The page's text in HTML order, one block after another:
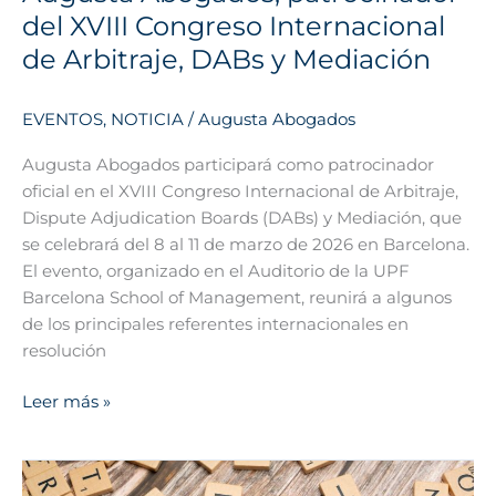
del XVIII Congreso Internacional
de Arbitraje, DABs y Mediación
EVENTOS, NOTICIA /Augusta Abogados
Augusta Abogados participará como patrocinador
oficial en el XVIII Congreso Internacional de Arbitraje,
Dispute Adjudication Boards (DABs) y Mediación, que
se celebrará del 8 al 11 de marzo de 2026 en Barcelona.
El evento, organizado en el Auditorio de la UPF
Barcelona School of Management, reunirá a algunos
de los principales referentes internacionales en
resolución
Leer más »
Derechos